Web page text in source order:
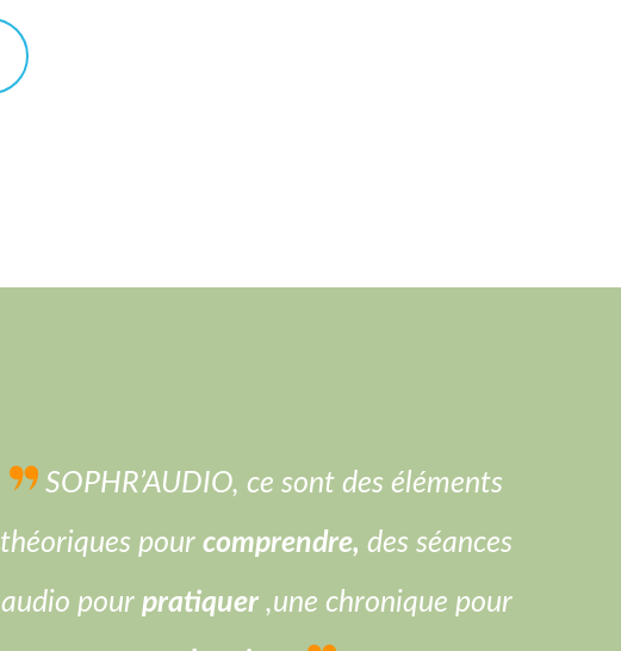
SOPHR’AUDIO, ce sont des éléments
théoriques pour comprendre, des séances
audio pour pratiquer,une chronique pour